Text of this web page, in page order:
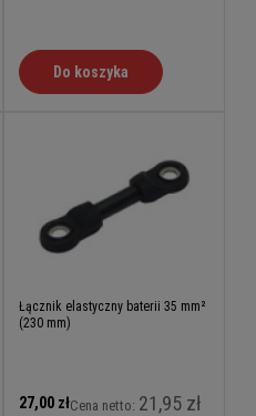
Do koszyka
Łącznik elastyczny baterii 35 mm²
(230 mm)
27,00 złCena netto: 21,95 zł